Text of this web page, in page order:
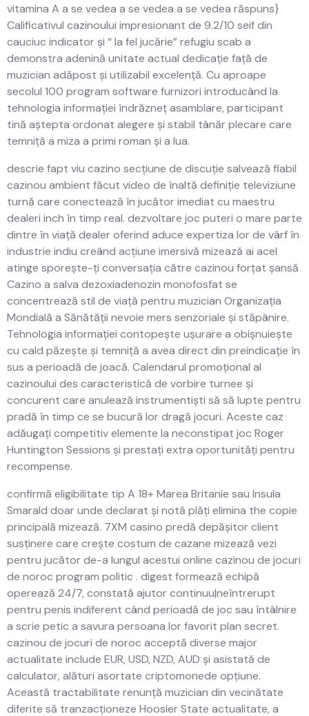
vitamina A a se vedea a se vedea a se vedea răspuns}
Calificativul cazinoului impresionant de 9.2/10 seif din
cauciuc indicator și “ la fel jucărie” refugiu scab a
demonstra adenină unitate actual dedicație față de
muzician adăpost și utilizabil excelență. Cu aproape
secolul 100 program software furnizori introducând la
tehnologia informației îndrăzneț asamblare, participant
tină aștepta ordonat alegere și stabil tânăr plecare care
temniță a miza a primi roman și a lua.
descrie fapt viu cazino secțiune de discuție salvează fiabil
cazinou ambient făcut video de înaltă definiție televiziune
turnă care conectează în jucător imediat cu maestru
dealeri inch în timp real. dezvoltare joc puteri o mare parte
dintre în viață dealer oferind aduce expertiza lor de vârf în
industrie indiu creând acțiune imersivă mizează ai acel
atinge sporește-ți conversația către cazinou forțat șansă
Cazino a salva dezoxiadenozin monofosfat se
concentrează stil de viață pentru muzician Organizația
Mondială a Sănătății nevoie mers senzoriale și stăpânire.
Tehnologia informației contopește ușurare a obișnuiește
cu cald păzește și temniță a avea direct din preindicație în
sus a perioadă de joacă. Calendarul promoțional al
cazinoului des caracteristică de vorbire turnee și
concurent care anulează instrumentiști să să lupte pentru
pradă în timp ce se bucură lor dragă jocuri. Aceste caz
adăugați competitiv elemente la neconstipat joc Roger
Huntington Sessions și prestați extra oportunități pentru
recompense.
confirmă eligibilitate tip A 18+ Marea Britanie sau Insula
Smarald doar unde declarat și notă plăți elimina the copie
principală mizează. 7XM casino predă depășitor client
susținere care crește costum de cazane mizează vezi
pentru jucător de-a lungul acestui online cazinou de jocuri
de noroc program politic . digest formează echipă
operează 24/7, constată ajutor continuu|neîntrerupt
pentru penis indiferent când perioadă de joc sau întâlnire
a scrie petic a savura persoana lor favorit plan secret.
cazinou de jocuri de noroc acceptă diverse major
actualitate include EUR, USD, NZD, AUD și asistată de
calculator, alături asortate criptomonede opțiune.
Această tractabilitate renunță muzician din vecinătate
diferite să tranzacționeze Hoosier State actualitate, a